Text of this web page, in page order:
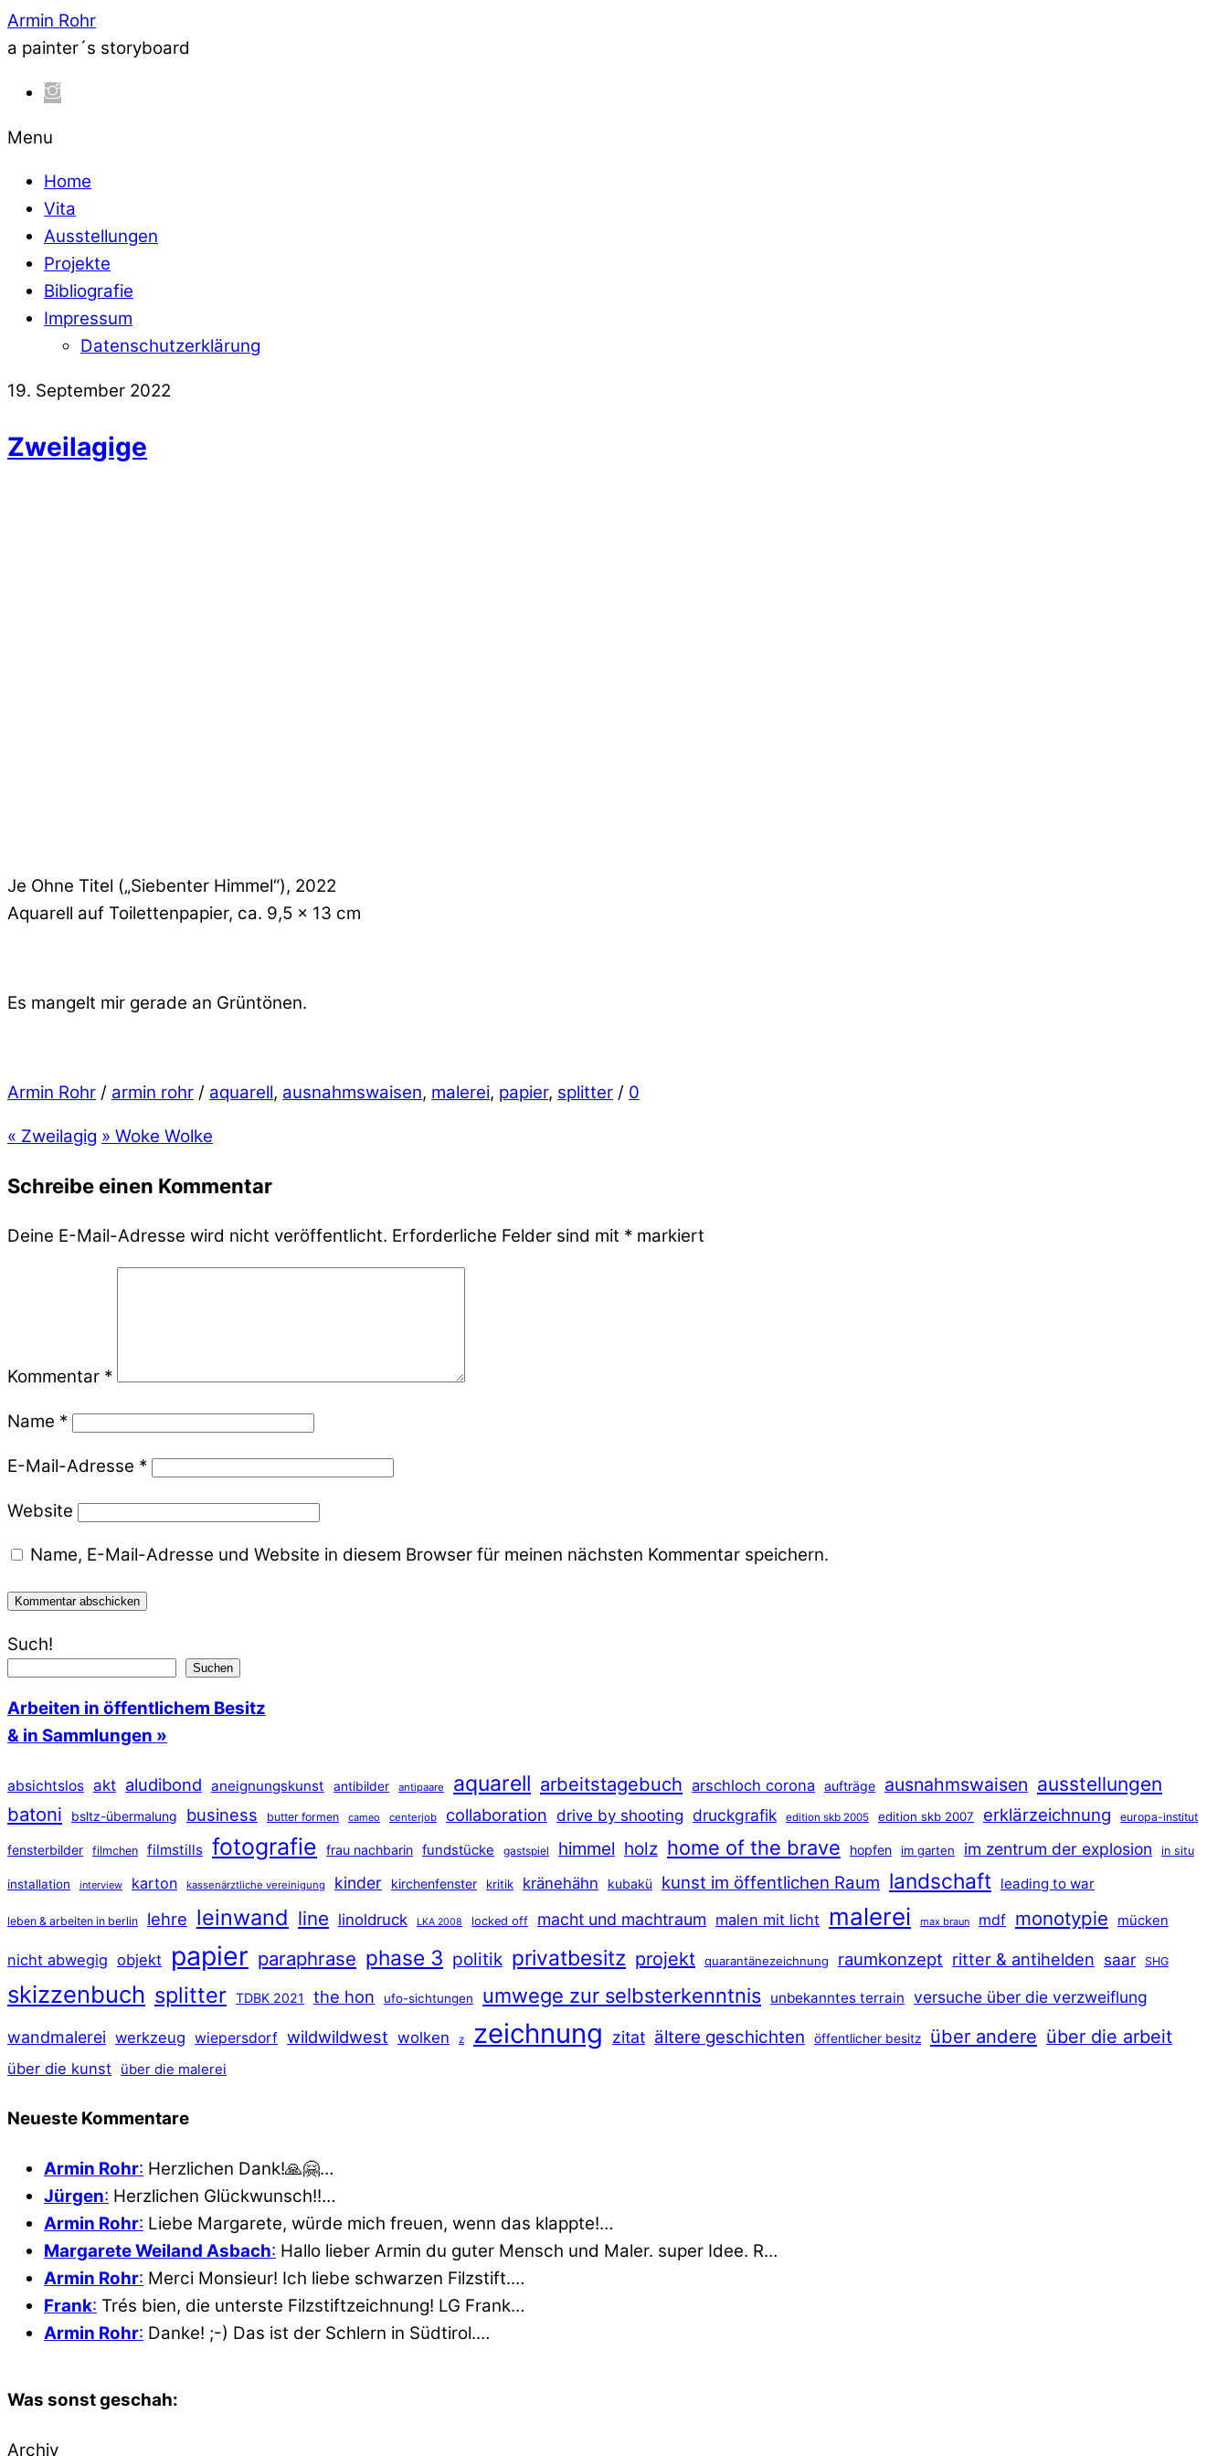
Armin Rohr
a painter´s storyboard
Menu
Home
Vita
Ausstellungen
Projekte
Bibliografie
Impressum
Datenschutzerklärung
19. September 2022
Zweilagige
Je Ohne Titel („Siebenter Himmel“), 2022
Aquarell auf Toilettenpapier, ca. 9,5 x 13 cm
Es mangelt mir gerade an Grüntönen.
Armin Rohr / armin rohr / aquarell, ausnahmswaisen, malerei, papier, splitter / 0
« Zweilagig » Woke Wolke
Schreibe einen Kommentar
Deine E-Mail-Adresse wird nicht veröffentlicht. Erforderliche Felder sind mit * markiert
Kommentar *
Name *
E-Mail-Adresse *
Website
Name, E-Mail-Adresse und Website in diesem Browser für meinen nächsten Kommentar speichern.
Such!
Suchen
Arbeiten in öffentlichem Besitz
& in Sammlungen »
absichtslos akt aludibond aneignungskunst antibilder antipaare aquarell arbeitstagebuch arschloch corona aufträge ausnahmswaisen ausstellungen
batoni
bsltz-übermalung business butter formen cameo centerjob collaboration drive by shooting druckgrafik edition skb 2005 edition skb 2007 erklärzeichnung europa-institut
fensterbilder filmchen filmstills fotografie frau nachbarin fundstücke gastspiel himmel holz home of the brave hopfen im garten im zentrum der explosion in situ
installation interview karton kassenärztliche vereinigung kinder kirchenfenster kritik kränehähn kubakü kunst im öffentlichen Raum landschaft leading to war
leben & arbeiten in berlin lehre leinwand line linoldruck LKA 2008 locked off macht und machtraum malen mit licht malerei max braun mdf monotypie mücken
nicht abwegig objekt papier paraphrase phase 3 politik privatbesitz projekt quarantänezeichnung raumkonzept ritter & antihelden saar SHG
skizzenbuch splitter TDBK 2021 the hon ufo-sichtungen umwege zur selbsterkenntnis unbekanntes terrain versuche über die verzweiflung
wandmalerei werkzeug wiepersdorf wildwildwest wolken z zeichnung zitat ältere geschichten öffentlicher besitz über andere über die arbeit
über die kunst über die malerei
Neueste Kommentare
Armin Rohr: Herzlichen Dank!🙏🤗…
Jürgen: Herzlichen Glückwunsch!!…
Armin Rohr: Liebe Margarete, würde mich freuen, wenn das klappte!…
Margarete Weiland Asbach: Hallo lieber Armin du guter Mensch und Maler. super Idee. R…
Armin Rohr: Merci Monsieur! Ich liebe schwarzen Filzstift.…
Frank: Trés bien, die unterste Filzstiftzeichnung! LG Frank…
Armin Rohr: Danke! ;-) Das ist der Schlern in Südtirol.…
Was sonst geschah:
Archiv